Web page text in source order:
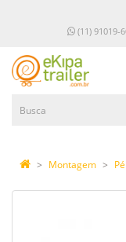
(11) 91019-
Montagem